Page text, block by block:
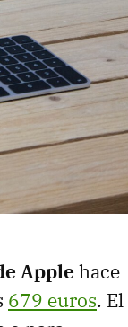
Apple hace
679 euros. El